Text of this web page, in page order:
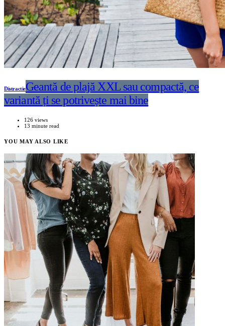
DistractieGeantă de plajă XXL sau compactă, ce
variantă ți se potrivește mai bine
126 views
13 minute read
YOU MAY ALSO LIKE